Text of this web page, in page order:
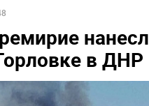
в ДНР